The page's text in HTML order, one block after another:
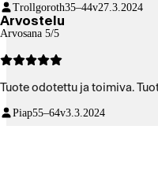
Trollgoroth35–44v27.3.2024
Arvostelu
Arvosana 5/5
Tuote odotettu ja toimiva.
Piap55–64v3.3.2024